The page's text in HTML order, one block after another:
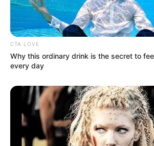
CTA LOVE
Why this ordinary drink is the secret to
every day